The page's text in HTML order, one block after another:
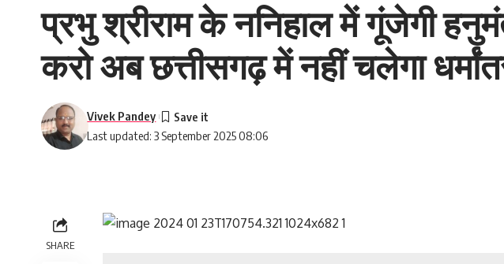
प्रभु श्रीराम के ननिहाल में गूंजेगी
करो अब छत्तीसगढ़ में नहीं चलेगा
Last updated: 3 September 2025 08:06
Vivek Pandey
SHARE